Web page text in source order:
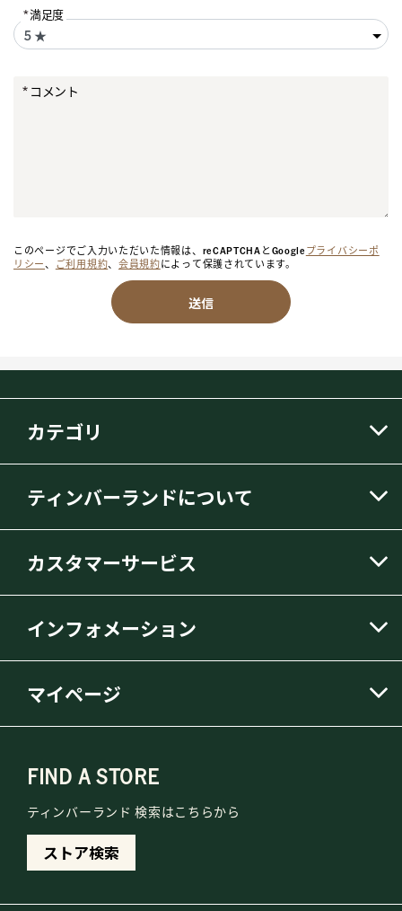
満足度
コメント
このページでご入力いただいた情報は、reCAPTCHAとGoogleプライバシーポ
リシー、 ご利用規約、 会員規約によって保護されています。
送信
カテゴリ
ティンバーランドについて
カスタマーサービス
インフォメーション
マイページ
FIND A STORE
ティンバーランド 検索はこちらから
ストア検索